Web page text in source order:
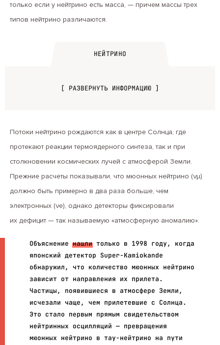
только если у нейтрино есть масса, — причем массы трех
типов нейтрино различаются.
НЕЙТРИНО
[ РАЗВЕРНУТЬ ИНФОРМАЦИЮ ]
Потоки нейтрино рождаются как в центре Солнца, где
протекают реакции термоядерного синтеза, так и при
столкновении космических лучей с атмосферой Земли.
Прежние расчеты показывали, что мюонных нейтрино (νμ)
должно быть примерно в два раза больше, чем
электронных (νe), однако детекторы фиксировали
их дефицит — так называемую «атмосферную аномалию».
Объяснениенашлитолько в 1998 году, когда
японский детектор Super-Kamiokande
обнаружил, что количество мюонных нейтрино
зависит от направления их прилета.
Частицы, появившиеся в атмосфере Земли,
исчезали чаще, чем прилетевшие с Солнца.
Это стало первым прямым свидетельством
нейтринных осцилляций — превращения
мюонных нейтрино в тау-нейтрино на пути